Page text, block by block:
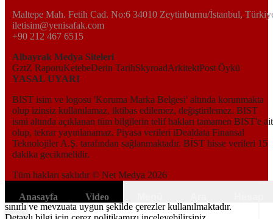
Maltepe Mah. Fetih Cad. No:6 34010 Zeytinburnu/İstanbul,
iletisim@yenisafak.com
+90 212 467 6515
Albayrak Medya Siteleri
GztZ RaporuKetebeDerin TarihSkyroadArkitektPost Öykü
YASAL UYARI
BIST isim ve logosu 'Koruma Marka Belgesi' altında korunmakta
olup izinsiz kullanılamaz, iktibas edilemez, değiştirilemez. BIST
ismi altında açıklanan tüm bilgilerin telif hakları tamamen BIST'e ait
olup, tekrar yayınlanamaz. Piyasa verileri iDealdata Finansal
Teknolojiler A.Ş. tarafından sağlanmaktadır. BİST hisse verileri 15
dakika gecikmelidir.
Tüm hakları saklıdır © Net Medya 2026
Anasayfa Video
Kapat
6698 sayılı Kişisel Verilerin Korunması Kanunundaki amaçlar ile
sınırlı ve mevzuata uygun şekilde çerezler kullanılmaktadır.